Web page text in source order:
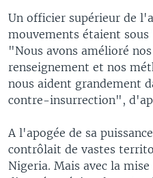
Un officier supérieur de
mouvements étaient
"Nous avons amélioré
renseignement et nos
nous aident grandement
contre-insurrection",
A l'apogée de sa
contrôlait de vastes
Nigeria. Mais avec la